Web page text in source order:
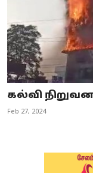
கல்வி
Feb 27, 2024